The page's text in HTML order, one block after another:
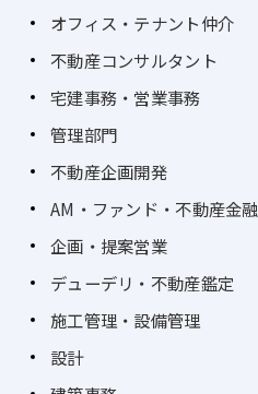
オフィス・テナント仲介
不動産コンサルタント
宅建事務・営業事務
管理部門
不動産企画開発
AM・ファンド・不動産金融
企画・提案営業
デューデリ・不動産鑑定
施工管理・設備管理
設計